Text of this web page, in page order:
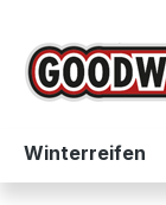
Zur
Winterreifen